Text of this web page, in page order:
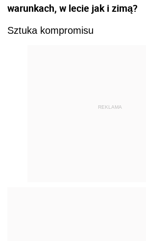
warunkach, w lecie jak i zimą?
Sztuka kompromisu
REKLAMA